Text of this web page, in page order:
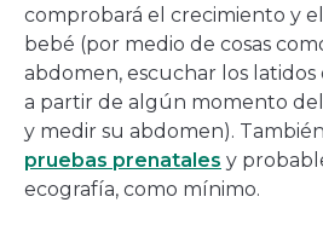
comprobará el crecimiento y
bebé (por medio de cosas
abdomen, escuchar los
a partir de algún momento
y medir su abdomen).
pruebas prenatales y
ecografía, como mínimo.